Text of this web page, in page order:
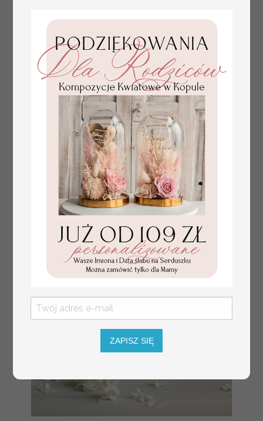
tłoczone winietki ślubne,
ślubne wizytówki winietki
na stół weselny, złote
lub srebrne napisy
tłoczone kwiaty na
winietkach ślubnych
Promocja:
2.4 PLN/ 3.00 PLN
ZAPISZ SIĘ